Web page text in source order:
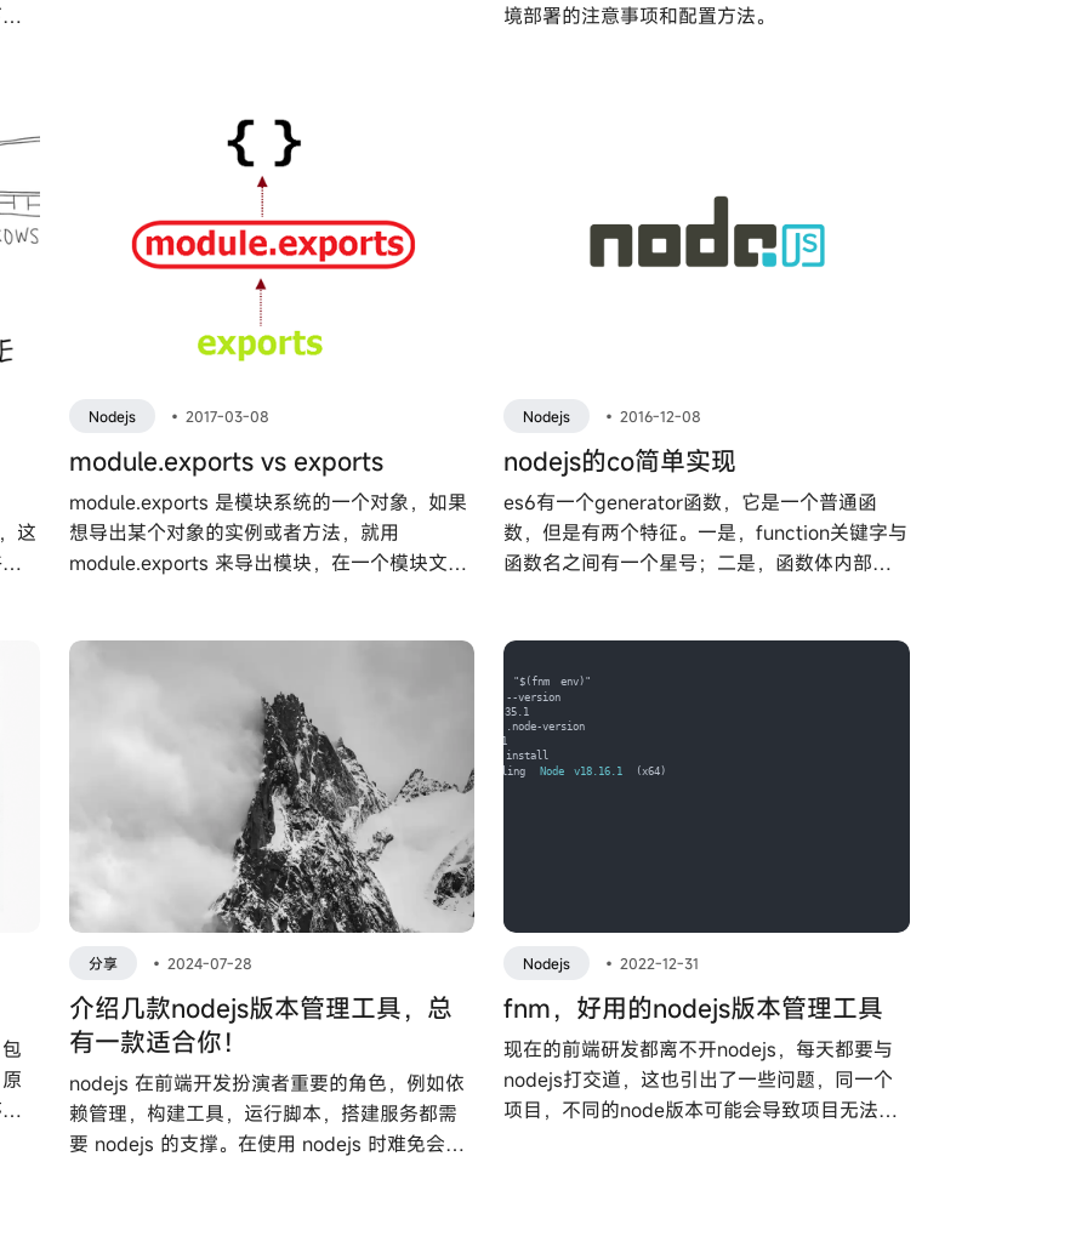
境部署的注意事项和配置方法。
这
Nodejs • 2017-03-08
module.exports vs exports
module.exports 是模块系统的一个对象，如果
想导出某个对象的实例或者方法，就用
module.exports 来导出模块，在一个模块文件
Nodejs •2016-12-08
nodejs的co简单实现
es6有一个generator函数，它是一个普通函
数，但是有两个特征。一是，function关键字与
函数名之间有一个星号；二是，函数体内部使
分享 • 2024-07-28
介绍几款nodejs版本管理工具，总
有一款适合你！
nodejs 在前端开发扮演者重要的角色，例如依
赖管理，构建工具，运行脚本，搭建服务都需
要 nodejs 的支撑。在使用 nodejs 时难免会需
Nodejs •2022-12-31
fnm，好用的nodejs版本管理工具
现在的前端研发都离不开nodejs，每天都要与
nodejs打交道，这也引出了一些问题，同一个
项目，不同的node版本可能会导致项目无法正